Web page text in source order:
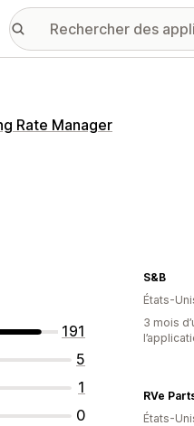
Rate Manager
191
5
1
0
S&B
États-
3 mois
RVe
États-